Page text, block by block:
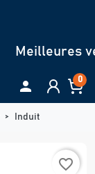
Meilleures
 0
Induit
favorite_border